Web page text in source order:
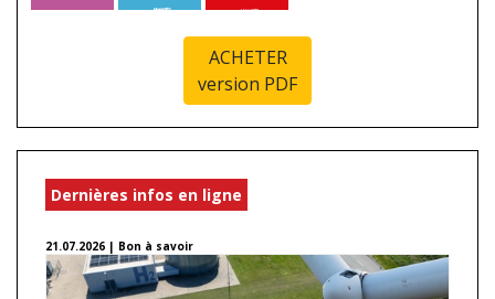
ACHETER
version PDF
Dernières infos en ligne
21.07.2026 | Bon à savoir